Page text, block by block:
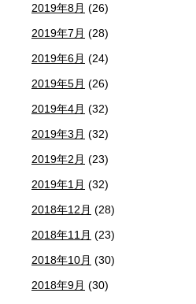
2019年8月 (26)
2019年7月 (28)
2019年6月 (24)
2019年5月 (26)
2019年4月 (32)
2019年3月 (32)
2019年2月 (23)
2019年1月 (32)
2018年12月 (28)
2018年11月 (23)
2018年10月 (30)
2018年9月 (30)